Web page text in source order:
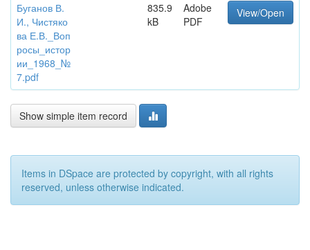
Буганов В.
И., Чистяко
ва Е.В._Воп
росы_истор
ии_1968_№
7.pdf
835.9
kB
Adobe
PDF
View/Open
Show simple item record
Items in DSpace are protected by copyright, with all rights
reserved, unless otherwise indicated.